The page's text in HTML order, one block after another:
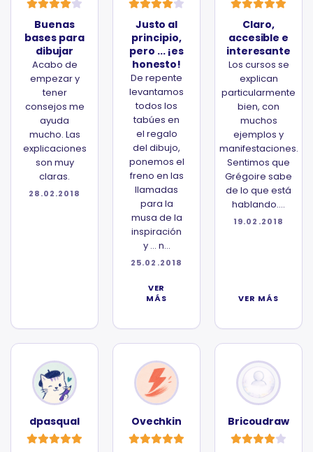
Buenas
bases para
dibujar
Acabo de
empezar y
tener
consejos me
ayuda
mucho. Las
explicaciones
son muy
claras.
28.02.2018
Justo al
principio,
pero ... ¡es
honesto!
De repente
levantamos
todos los
tabúes en
el regalo
del dibujo,
ponemos el
freno en las
llamadas
para la
musa de la
inspiración
y ... n...
25.02.2018
VER
MÁS
Claro,
accesible e
interesante
Los cursos se
explican
particularmente
bien, con
muchos
ejemplos y
manifestaciones.
Sentimos que
Grégoire sabe
de lo que está
hablando....
19.02.2018
VER MÁS
dpasqual Ovechkin Bricoudraw